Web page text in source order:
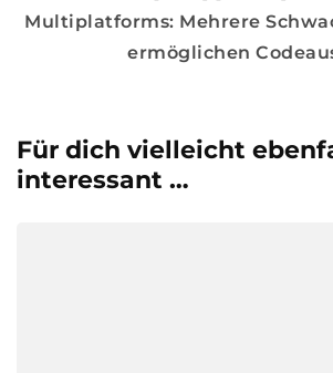
Multiplatforms: Mehrere
ermöglichen
Für dich vielleicht
interessant …